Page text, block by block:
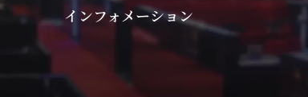
ATOM UMEDA-ANNEX-
大阪・梅田
インフォメーション
インフォメーション